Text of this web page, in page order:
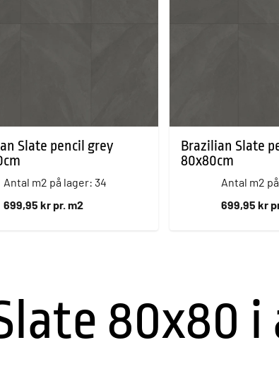
Slate pencil grey
Antal m2 på lager: 34
699,95 kr pr. m2
Brazilian Slate
80x80cm
Antal m2
699,95 kr
80x80